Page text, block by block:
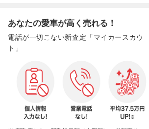
あなたの愛車が高く売れる！
電話が一切こない新査定「マイカースカウ
ト」